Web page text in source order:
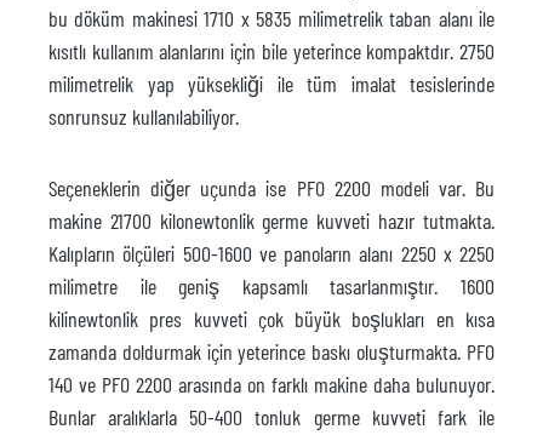
bu döküm makinesi 1710 x 5835 milimetrelik taban alanı ile
kısıtlı kullanım alanlarını için bile yeterince kompaktdır. 2750
milimetrelik yap yüksekliği ile tüm imalat tesislerinde
sonrunsuz kullanılabiliyor.
Seçeneklerin diğer uçunda ise PFO 2200 modeli var. Bu
makine 21700 kilonewtonlik germe kuvveti hazır tutmakta.
Kalıpların ölçüleri 500-1600 ve panoların alanı 2250 x 2250
milimetre ile geniş kapsamlı tasarlanmıştır. 1600
kilinewtonlik pres kuvveti çok büyük boşlukları en kısa
zamanda doldurmak için yeterince baskı oluşturmakta. PFO
140 ve PFO 2200 arasında on farklı makine daha bulunuyor.
Bunlar aralıklarla 50-400 tonluk germe kuvveti fark ile